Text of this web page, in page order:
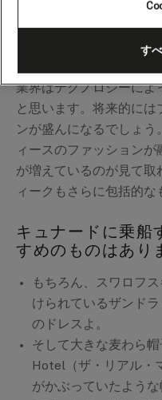
新型コロナウイル
ファッション産業
業界はテクノロジーによ
と思います。将来的には
ンが盛んになるでしょ
ィースのファッション
が増えているのが見て取
ィークもさらに包括的な
キュナードに乗船
すめのものはあり
もちろん、スワロフ
けられているザンド
のドレスよ。
そして大きな麦わら
Hotel（ザ・リアル・
がかぶっていたよう
す